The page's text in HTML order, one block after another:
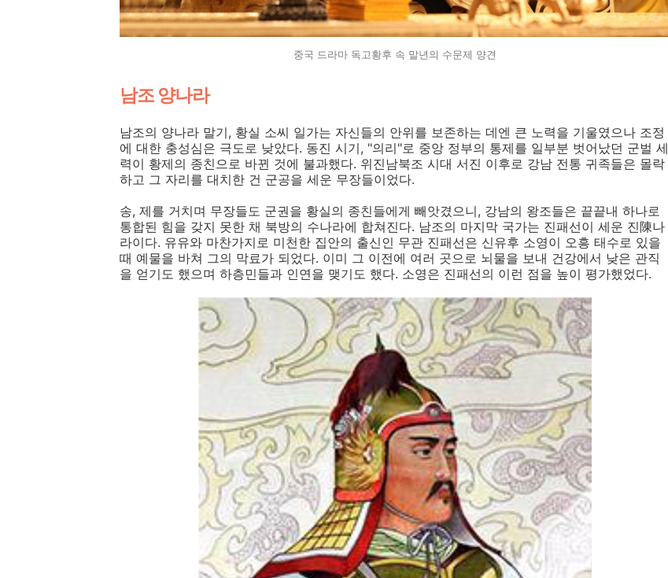
중국 드라마 독고황후 속 말년의 수문제 양견
남조 양나라
남조의 양나라 말기, 황실 소씨 일가는 자신들의 안위를 보존하는 데엔 큰 노력을 기울였으나 조정
에 대한 충성심은 극도로 낮았다. 동진 시기, "의리"로 중앙 정부의 통제를 일부분 벗어났던 군벌 세
력이 황제의 종친으로 바뀐 것에 불과했다. 위진남북조 시대 서진 이후로 강남 전통 귀족들은 몰락
하고 그 자리를 대치한 건 군공을 세운 무장들이었다.
송, 제를 거치며 무장들도 군권을 황실의 종친들에게 빼앗겼으니, 강남의 왕조들은 끝끝내 하나로
통합된 힘을 갖지 못한 채 북방의 수나라에 합쳐진다. 남조의 마지막 국가는 진패선이 세운 진陳나
라이다. 유유와 마찬가지로 미천한 집안의 출신인 무관 진패선은 신유후 소영이 오흥 태수로 있을
때 예물을 바쳐 그의 막료가 되었다. 이미 그 이전에 여러 곳으로 뇌물을 보내 건강에서 낮은 관직
을 얻기도 했으며 하층민들과 인연을 맺기도 했다. 소영은 진패선의 이런 점을 높이 평가했었다.